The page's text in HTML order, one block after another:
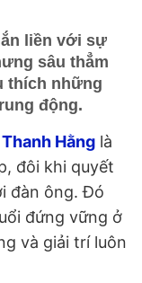
liền với sự
sâu thẳm
thích những
động.
Thanh Hằng là
đôi khi quyết
đàn ông. Đó
đứng vững ở
và giải trí luôn